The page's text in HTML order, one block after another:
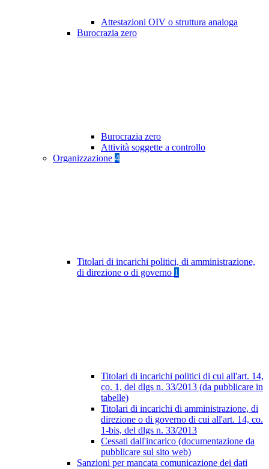
Attestazioni OIV o struttura analoga
Burocrazia zero
Burocrazia zero
Attività soggette a controllo
Organizzazione 4
Titolari di incarichi politici, di amministrazione,
di direzione o di governo 1
Titolari di incarichi politici di cui all'art. 14,
co. 1, del dlgs n. 33/2013 (da pubblicare in
tabelle)
Titolari di incarichi di amministrazione, di
direzione o di governo di cui all'art. 14, co.
1-bis, del dlgs n. 33/2013
Cessati dall'incarico (documentazione da
pubblicare sul sito web)
Sanzioni per mancata comunicazione dei dati